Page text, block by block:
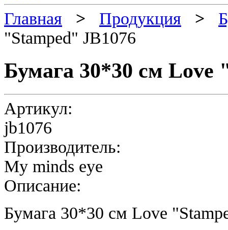
Главная > Продукция >
"Stamped" JB1076
Бумага 30*30 см Love
Артикул:
jb1076
Производитель:
My minds eye
Описание:
Бумага 30*30 см Love